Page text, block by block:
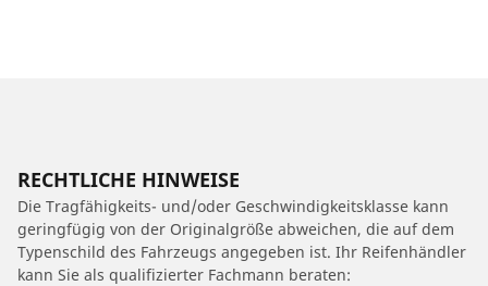
RECHTLICHE HINWEISE
Die Tragfähigkeits- und/oder Geschwindigkeitsklasse kann
geringfügig von der Originalgröße abweichen, die auf dem
Typenschild des Fahrzeugs angegeben ist. Ihr Reifenhändler
kann Sie als qualifizierter Fachmann beraten: